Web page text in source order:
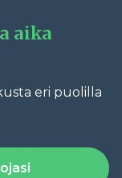
aika
eri puolilla